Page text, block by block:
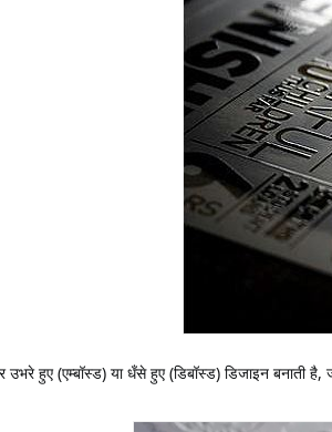
उभरे हुए (एम्बॉस्ड) या धँसे हुए (डिबॉस्ड) डिजाइन बनाती